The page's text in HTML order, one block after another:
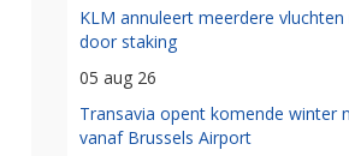
KLM annuleert meerdere
door staking
05 aug 26
Transavia opent komende winter
vanaf Brussels Airport